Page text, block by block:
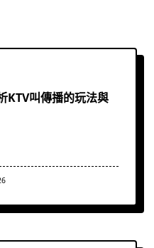
KTV叫傳播的玩法與